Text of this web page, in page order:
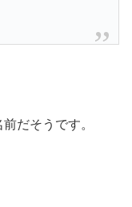
だそうです。